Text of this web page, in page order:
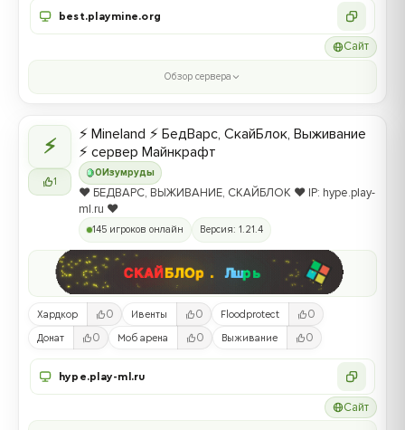
best.playmine.org
Сайт
Обзор сервера
⚡
1
0 Изумруды
⚡ Mineland ⚡ БедВарс, СкайБлок, Выживание
⚡ сервер Майнкрафт
❤️ БЕДВАРС, ВЫЖИВАНИЕ, СКАЙБЛОК ❤️ IP: hype.play-
ml.ru ❤️
145 игроков онлайн Версия: 1.21.4
Хардкор 0 Ивенты 0 Floodprotect 0
Донат 0 Моб арена 0 Выживание 0
hype.play-ml.ru
Сайт